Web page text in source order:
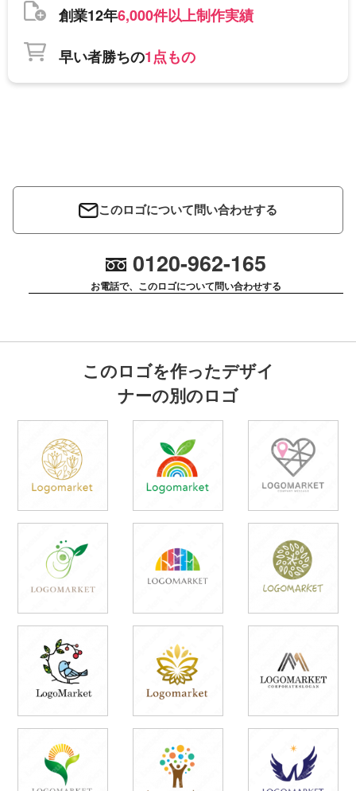
創業12年6,000件以上制作実績
早い者勝ちの1点もの
このロゴについて問い合わせする
0120-962-165
お電話で、このロゴについて問い合わせする
このロゴを作ったデザイ
ナーの別のロゴ